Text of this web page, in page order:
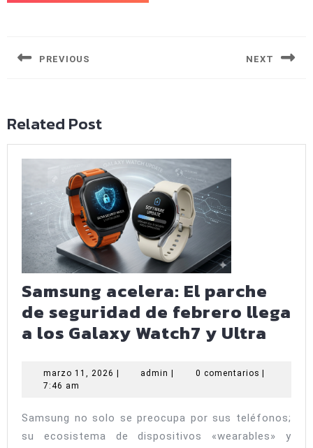
entradas
PREVIOUS NEXT
Related Post
Samsung acelera: El parche
de seguridad de febrero llega
a los Galaxy Watch7 y Ultra
de
marzo 11, 2026 marzoadmin admin0 comentarios
7:46 am
Samsung no solo se preocupa por sus teléfonos;
su ecosistema de dispositivos «wearables» y